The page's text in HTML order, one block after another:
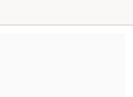
す。正しい情報はお店へお問い